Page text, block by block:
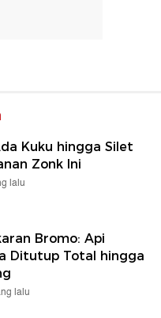
Kuku hingga Silet
Zonk Ini
lalu
Bromo: Api
Ditutup Total hingga
lalu